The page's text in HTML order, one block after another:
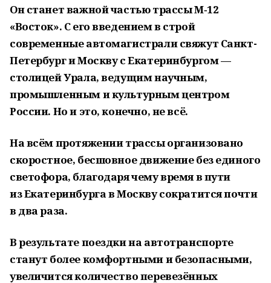
Он станет важной частью трассы М‑12
«Восток». С его введением в строй
современные автомагистрали свяжут Санкт-
Петербург и Москву с Екатеринбургом —
столицей Урала, ведущим научным,
промышленным и культурным центром
России. Но и это, конечно, не всё.
На всём протяжении трассы организовано
скоростное, бесшовное движение без единого
светофора, благодаря чему время в пути
из Екатеринбурга в Москву сократится почти
в два раза.
В результате поездки на автотранспорте
станут более комфортными и безопасными,
увеличится количество перевезённых